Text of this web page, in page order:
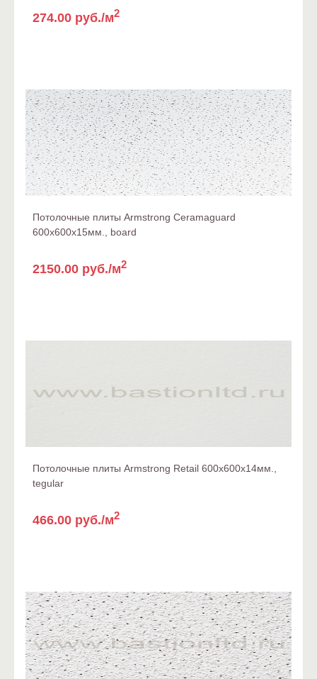
274.00 руб./м2
Потолочные плиты Armstrong Ceramaguard
600x600x15мм., board
2150.00 руб./м2
Потолочные плиты Armstrong Retail 600x600x14мм.,
tegular
466.00 руб./м2